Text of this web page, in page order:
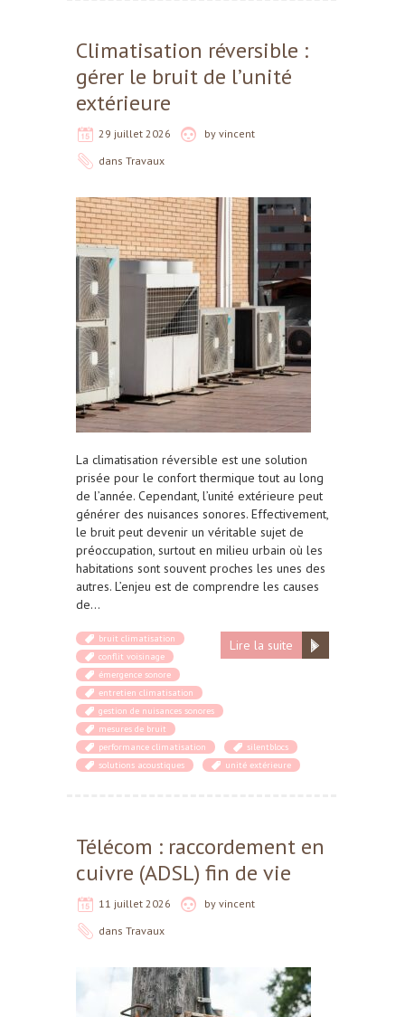
Climatisation réversible :
gérer le bruit de l’unité
extérieure
29 juillet 2026 by vincent
dans Travaux
La climatisation réversible est une solution
prisée pour le confort thermique tout au long
de l’année. Cependant, l’unité extérieure peut
générer des nuisances sonores. Effectivement,
le bruit peut devenir un véritable sujet de
préoccupation, surtout en milieu urbain où les
habitations sont souvent proches les unes des
autres. L’enjeu est de comprendre les causes
de…
Lire la suite
bruit climatisation
conflit voisinage
émergence sonore
entretien climatisation
gestion de nuisances sonores
mesures de bruit
performance climatisation
silentblocs
solutions acoustiques
unité extérieure
Télécom : raccordement en
cuivre (ADSL) fin de vie
11 juillet 2026 by vincent
dans Travaux